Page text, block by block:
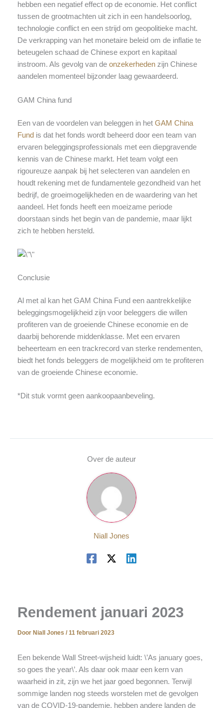
hebben een negatief effect op de economie. Het conflict
tussen de grootmachten uit zich in een handelsoorlog,
technologie conflict en een strijd om geopolitieke macht.
De verkrapping van het monetaire beleid om de inflatie te
beteugelen schaad de Chinese export en kapitaal
instroom. Als gevolg van de onzekerhedenzijn Chinese
aandelen momenteel bijzonder laag gewaardeerd.
GAM China fund
Een van de voordelen van beleggen in het GAM China
Fund is dat het fonds wordt beheerd door een team van
ervaren beleggingsprofessionals met een diepgravende
kennis van de Chinese markt. Het team volgt een
rigoureuze aanpak bij het selecteren van aandelen en
houdt rekening met de fundamentele gezondheid van het
bedrijf, de groeimogelijkheden en de waardering van het
aandeel. Het fonds heeft een moeizame periode
doorstaan sinds het begin van de pandemie, maar lijkt
zich te hebben hersteld.
Conclusie
Al met al kan het GAM China Fund een aantrekkelijke
beleggingsmogelijkheid zijn voor beleggers die willen
profiteren van de groeiende Chinese economie en de
daarbij behorende middenklasse. Met een ervaren
beheerteam en een trackrecord van sterke rendementen,
biedt het fonds beleggers de mogelijkheid om te profiteren
van de groeiende Chinese economie.
*Dit stuk vormt geen aankoopaanbeveling.
Over de auteur
Niall Jones
Rendement januari 2023
Door Niall Jones / 11 februari 2023
Een bekende Wall Street-wijsheid luidt: \’As january goes,
so goes the year\’. Als daar ook maar een kern van
waarheid in zit, zijn we het jaar goed begonnen. Terwijl
sommige landen nog steeds worstelen met de gevolgen
van de COVID-19-pandemie, hebben andere landen de